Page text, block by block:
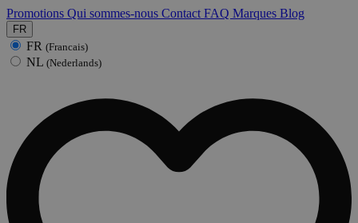
Promotions Qui sommes-nous Contact FAQ Marques Blog
FR
FR (Francais)
NL (Nederlands)